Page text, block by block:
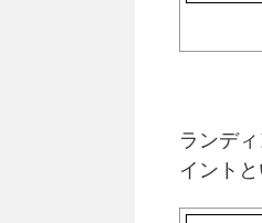
ランデ
イント